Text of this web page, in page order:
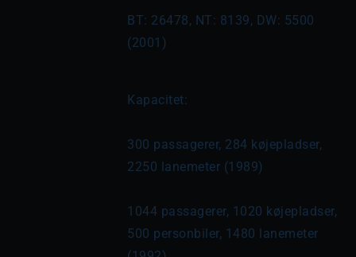
BT: 26478, NT: 8139, DW: 5500
(2001)
Kapacitet:
300 passagerer, 284 køjepladser,
2250 lanemeter (1989)
1044 passagerer, 1020 køjepladser,
500 personbiler, 1480 lanemeter